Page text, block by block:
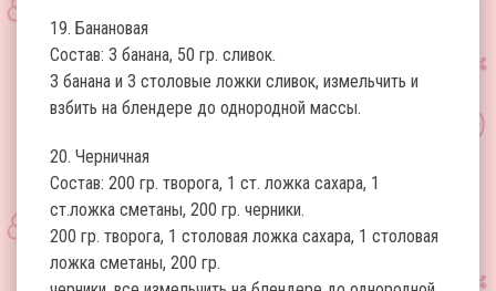
19. Банановая
Состав: 3 банана, 50 гр. сливок.
3 банана и 3 столовые ложки сливок, измельчить и
взбить на блендере до однородной массы.
20. Черничная
Состав: 200 гр. творога, 1 ст. ложка сахара, 1
ст.ложка сметаны, 200 гр. черники.
200 гр. творога, 1 столовая ложка сахара, 1 столовая
ложка сметаны, 200 гр.